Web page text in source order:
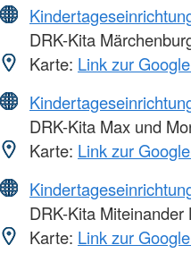
DRK-Kita
Karte: Link zur
DRK-Kita Max und
Karte: Link zur
DRK-Kita Miteinander
Karte: Link zur